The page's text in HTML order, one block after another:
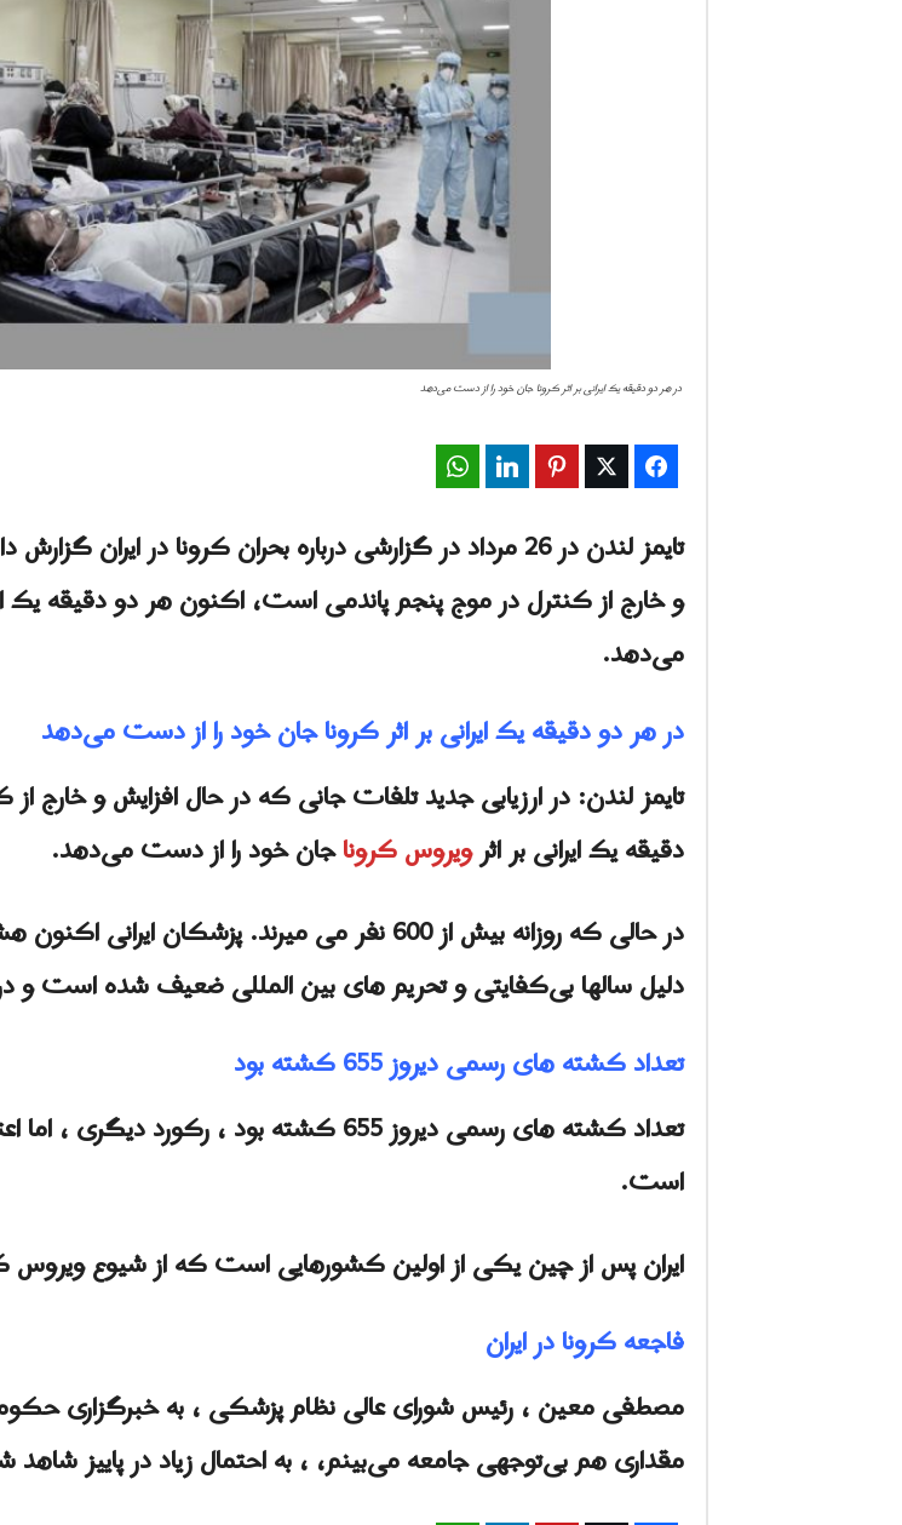
ی
ز
2
در هر دو دقیقه یک ایرانی بر اثر کرونا جان خود را از دست می‌دهد
Facebook
Twitter
Pinterest
LinkedIn
تایمز لندن در 26 مرداد در گزارشی درباره بحران کرونا در
و خارج از کنترل در موج پنجم پاندمی است، اکنون هر دو دقیقه یک
می‌دهد.
در هر دو دقیقه یک ایرانی بر اثر کرونا جان خود را از دست می‌دهد
تایمز لندن: در ارزیابی جدید تلفات جانی که در حال افزایش و
دقیقه یک ایرانی بر اثرویروس کروناجان خود را از دست می‌دهد.
در حالی که روزانه بیش از 600 نفر می میرند.
دلیل سالها بی‌کفایتی و تحریم های بین المللی ضعیف شده است و در
تعداد کشته های رسمی دیروز 655 کشته بود
تعداد کشته های رسمی دیروز 655 کشته بود ،
است.
ایران پس از چین یکی از اولین کشورهایی است که از شیوع
فاجعه کرونا در ایران
مصطفی معین ، رئیس شورای عالی نظام پزشکی ، به خبرگزاری
مقداری هم بی‌توجهی جامعه می‌بینم، ، به احتمال زیاد در پاییز